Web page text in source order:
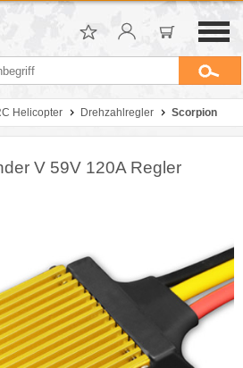
Helicopter Drehzahlregler Scorpion
V 59V 120A Regler